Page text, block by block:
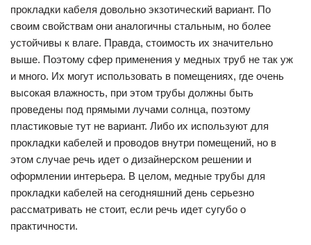
прокладки кабеля довольно экзотический вариант. По
своим свойствам они аналогичны стальным, но более
устойчивы к влаге. Правда, стоимость их значительно
выше. Поэтому сфер применения у медных труб не так уж
и много. Их могут использовать в помещениях, где очень
высокая влажность, при этом трубы должны быть
проведены под прямыми лучами солнца, поэтому
пластиковые тут не вариант. Либо их используют для
прокладки кабелей и проводов внутри помещений, но в
этом случае речь идет о дизайнерском решении и
оформлении интерьера. В целом, медные трубы для
прокладки кабелей на сегодняшний день серьезно
рассматривать не стоит, если речь идет сугубо о
практичности.